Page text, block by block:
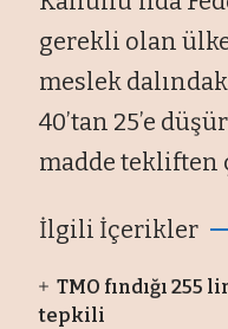
gerekli olan
meslek
40’tan 25’e
madde tekliften
İlgili İçerikler
TMO fındığı
tepkili